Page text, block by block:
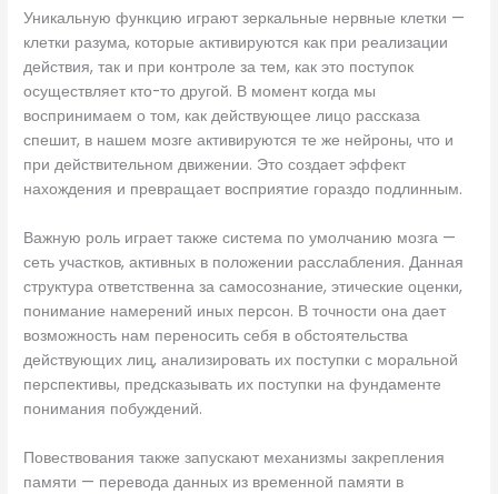
Уникальную функцию играют зеркальные нервные клетки —
клетки разума, которые активируются как при реализации
действия, так и при контроле за тем, как это поступок
осуществляет кто-то другой. В момент когда мы
воспринимаем о том, как действующее лицо рассказа
спешит, в нашем мозге активируются те же нейроны, что и
при действительном движении. Это создает эффект
нахождения и превращает восприятие гораздо подлинным.
Важную роль играет также система по умолчанию мозга —
сеть участков, активных в положении расслабления. Данная
структура ответственна за самосознание, этические оценки,
понимание намерений иных персон. В точности она дает
возможность нам переносить себя в обстоятельства
действующих лиц, анализировать их поступки с моральной
перспективы, предсказывать их поступки на фундаменте
понимания побуждений.
Повествования также запускают механизмы закрепления
памяти — перевода данных из временной памяти в